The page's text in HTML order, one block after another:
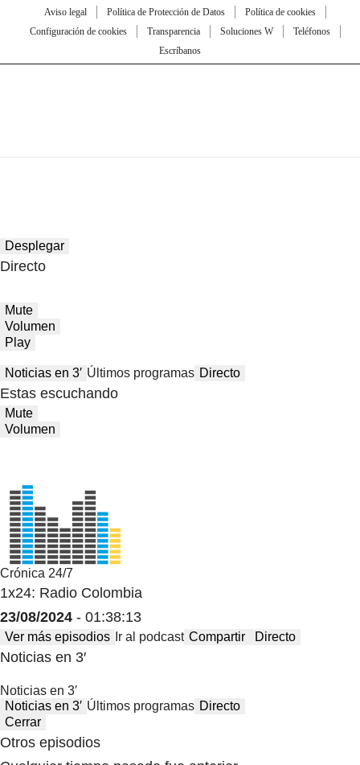
Aviso legal Política de Protección de Datos
Política de cookies
Configuración de cookies
Transparencia Soluciones W
Teléfonos
Escríbanos
Desplegar
Directo
Mute
Volumen
Play
Noticias en 3′ Últimos programas Directo
Estas escuchando
Mute
Volumen
Crónica 24/7
1x24: Radio Colombia
23/08/2024 - 01:38:13
Ver más episodios Ir al podcast Compartir Directo
Noticias en 3′
Noticias en 3′
Noticias en 3′ Últimos programas Directo
Cerrar
Otros episodios